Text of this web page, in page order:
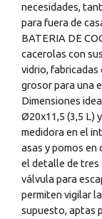
necesidades,
para fuera de
BATERIA DE
cacerolas con
vidrio, fabricadas
grosor para una
Dimensiones
Ø20x11,5 (3,5 L)
medidora en el
asas y pomos en
el detalle de tres
válvula para
permiten vigilar
supuesto, aptas